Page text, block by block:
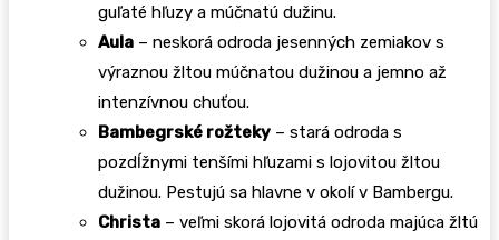
guľaté hľuzy a múčnatú dužinu.
Aula – neskorá odroda jesenných zemiakov s
výraznou žltou múčnatou dužinou a jemno až
intenzívnou chuťou.
Bambegrské rožteky – stará odroda s
pozdĺžnymi tenšími hľuzami s lojovitou žltou
dužinou. Pestujú sa hlavne v okolí v Bambergu.
Christa – veľmi skorá lojovitá odroda majúca žltú